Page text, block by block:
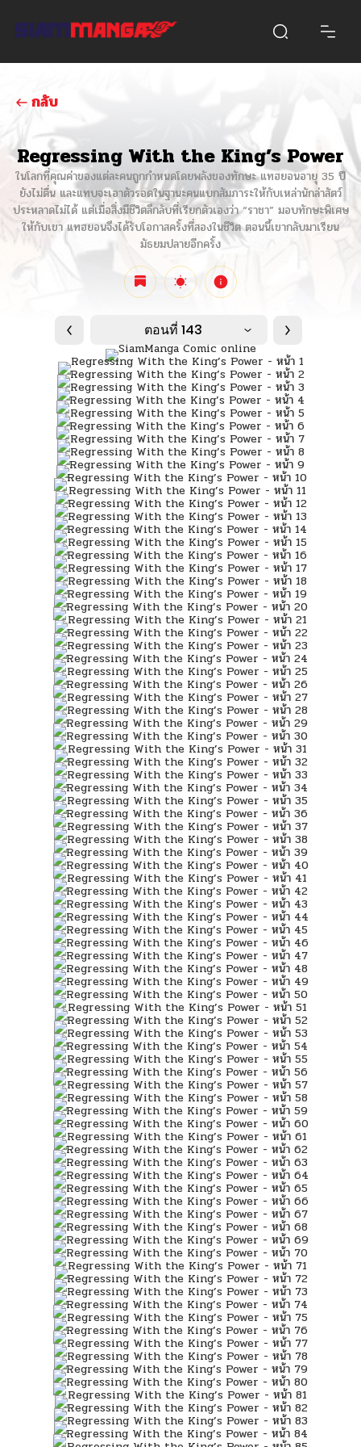
กลับ
Regressing With the King’s Power
ในโลกที่คุณค่าของแต่ละคนถูกกำหนดโดยพลังของทักษะ แทฮยอนอายุ 35 ปี
ยังไม่ตื่น และแทบจะเอาตัวรอดในฐานะคนแบกสัมภาระให้กับเหล่านักล่าสัตว์
ประหลาดไม่ได้ แต่เมื่อสิ่งมีชีวิตลึกลับที่เรียกตัวเองว่า “ราชา” มอบทักษะพิเศษ
ให้กับเขา แทฮยอนจึงได้รับโอกาสครั้งที่สองในชีวิต ตอนนี้เขากลับมาเรียน
มัธยมปลายอีกครั้ง
ตอนที่ 143